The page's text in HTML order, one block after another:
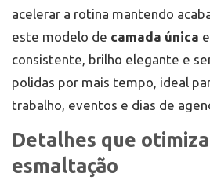
acelerar a rotina mantendo
este modelo de camada única
consistente, brilho elegante e
polidas por mais tempo, ideal
trabalho, eventos e dias de
Detalhes que
esmaltação